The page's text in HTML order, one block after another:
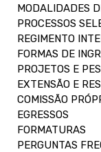
MODALIDADES
PROCESSOS
REGIMENTO
FORMAS DE
PROJETOS E
EXTENSÃO E
COMISSÃO
EGRESSOS
FORMATURAS
PERGUNTAS